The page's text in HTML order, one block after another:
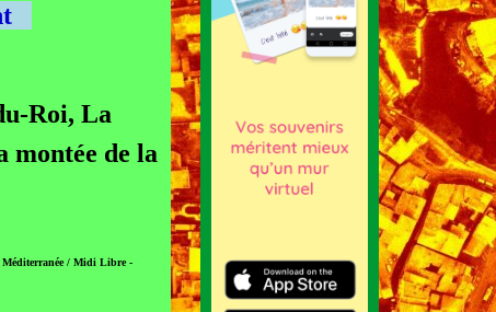
Roi, La
de la
Méditerranée / Midi Libre -